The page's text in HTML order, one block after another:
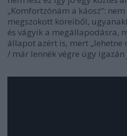
„Komfortzónám a káosz”:
megszokott köreiből,
és vágyik a megállapodásra,
állapot azért is, mert „lehetne
/ már lennék végre úgy igazán